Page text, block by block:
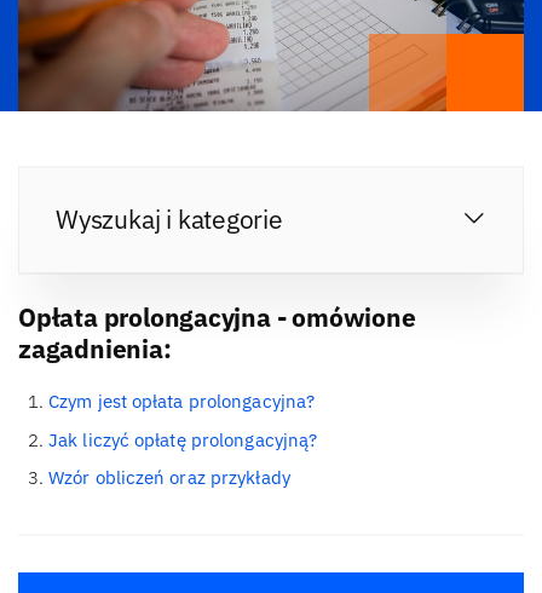
Wyszukaj i kategorie
Opłata prolongacyjna - omówione
zagadnienia:
Czym jest opłata prolongacyjna?
Jak liczyć opłatę prolongacyjną?
Wzór obliczeń oraz przykłady